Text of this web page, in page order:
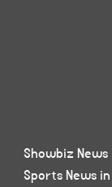
Showbiz News
Sports News